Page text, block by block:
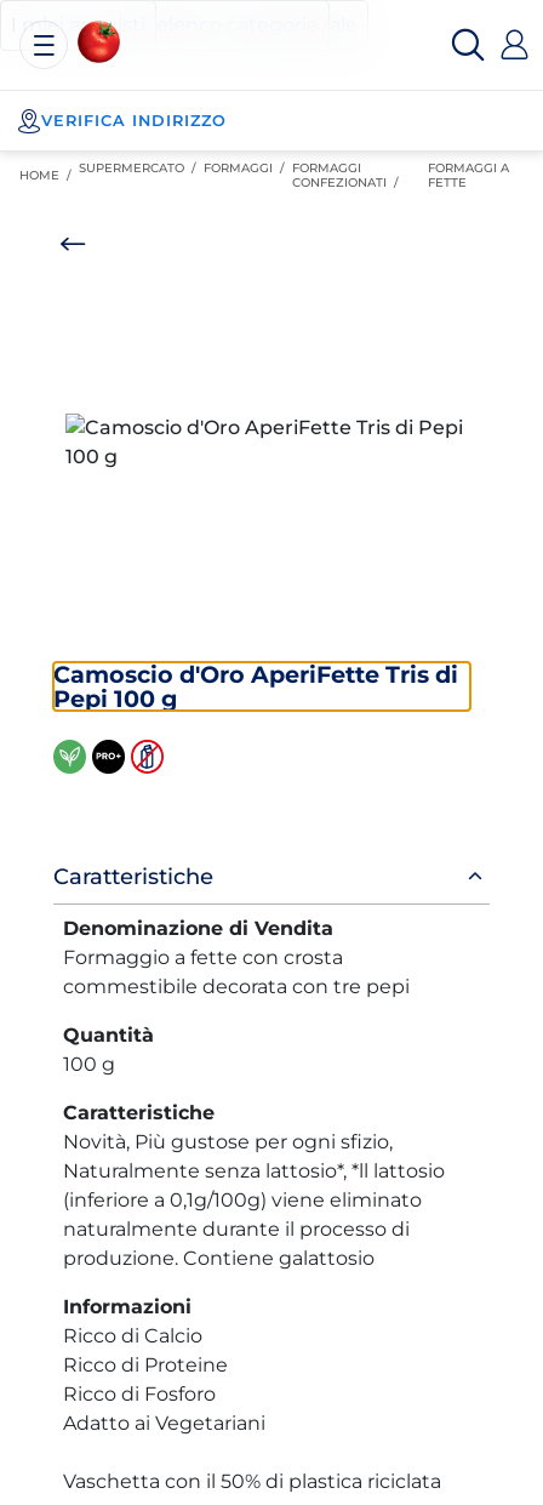
Posizionati sul contenuto principale
Posizionati sull'elenco categorie
I miei acquisti
Esselunga
Spesa
Online
VERIFICA INDIRIZZO
HOME / SUPERMERCATO / FORMAGGI / FORMAGGI
CONFEZIONATI /
FORMAGGI A
FETTE
Camoscio d'Oro AperiFette Tris di
Pepi 100 g
Informazioni
prodotto
Caratteristiche
Denominazione di Vendita
Formaggio a fette con crosta
commestibile decorata con tre pepi
Quantità
100 g
Caratteristiche
Novità, Più gustose per ogni sfizio,
Naturalmente senza lattosio*, *ll lattosio
(inferiore a 0,1g/100g) viene eliminato
naturalmente durante il processo di
produzione. Contiene galattosio
Informazioni
Ricco di Calcio
Ricco di Proteine
Ricco di Fosforo
Adatto ai Vegetariani
Vaschetta con il 50% di plastica riciclata